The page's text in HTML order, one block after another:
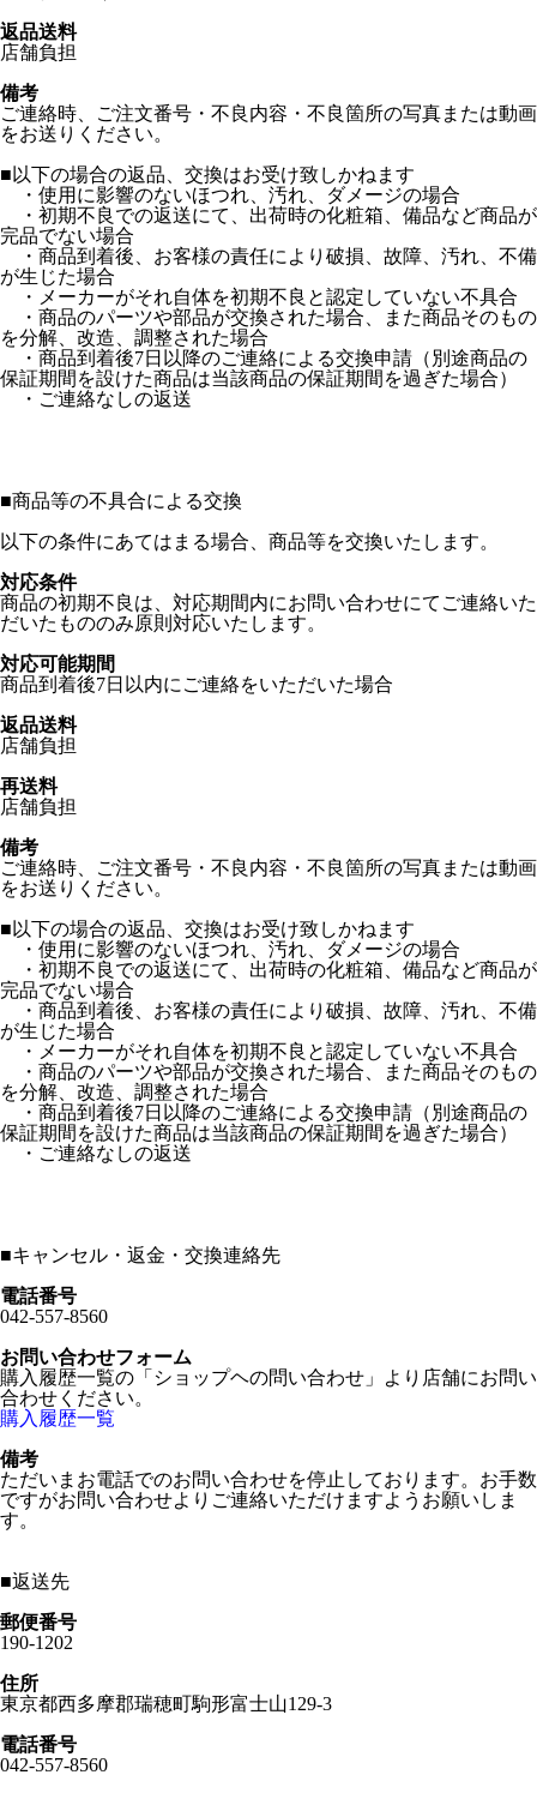
返品送料
店舗負担
備考
ご連絡時、ご注文番号・不良内容・不良箇所の写真または動画
をお送りください。
■以下の場合の返品、交換はお受け致しかねます
・使用に影響のないほつれ、汚れ、ダメージの場合
・初期不良での返送にて、出荷時の化粧箱、備品など商品が
完品でない場合
・商品到着後、お客様の責任により破損、故障、汚れ、不備
が生じた場合
・メーカーがそれ自体を初期不良と認定していない不具合
・商品のパーツや部品が交換された場合、また商品そのもの
を分解、改造、調整された場合
・商品到着後7日以降のご連絡による交換申請（別途商品の
保証期間を設けた商品は当該商品の保証期間を過ぎた場合）
・ご連絡なしの返送
■商品等の不具合による交換
以下の条件にあてはまる場合、商品等を交換いたします。
対応条件
商品の初期不良は、対応期間内にお問い合わせにてご連絡いた
だいたもののみ原則対応いたします。
対応可能期間
商品到着後7日以内にご連絡をいただいた場合
返品送料
店舗負担
再送料
店舗負担
備考
ご連絡時、ご注文番号・不良内容・不良箇所の写真または動画
をお送りください。
■以下の場合の返品、交換はお受け致しかねます
・使用に影響のないほつれ、汚れ、ダメージの場合
・初期不良での返送にて、出荷時の化粧箱、備品など商品が
完品でない場合
・商品到着後、お客様の責任により破損、故障、汚れ、不備
が生じた場合
・メーカーがそれ自体を初期不良と認定していない不具合
・商品のパーツや部品が交換された場合、また商品そのもの
を分解、改造、調整された場合
・商品到着後7日以降のご連絡による交換申請（別途商品の
保証期間を設けた商品は当該商品の保証期間を過ぎた場合）
・ご連絡なしの返送
■キャンセル・返金・交換連絡先
電話番号
042-557-8560
お問い合わせフォーム
購入履歴一覧の「ショップヘの問い合わせ」より店舗にお問い
合わせください。
購入履歴一覧
備考
ただいまお電話でのお問い合わせを停止しております。お手数
ですがお問い合わせよりご連絡いただけますようお願いしま
す。
■返送先
郵便番号
190-1202
住所
東京都西多摩郡瑞穂町駒形富士山129-3
電話番号
042-557-8560